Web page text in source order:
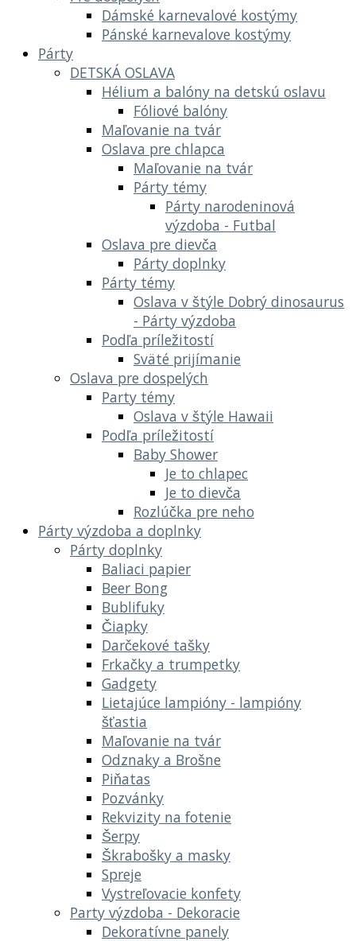
Dámské karnevalové kostýmy
Pánské karnevalove kostýmy
Párty
DETSKÁ OSLAVA
Hélium a balóny na detskú oslavu
Fóliové balóny
Maľovanie na tvár
Oslava pre chlapca
Maľovanie na tvár
Párty témy
Párty narodeninová
výzdoba - Futbal
Oslava pre dievča
Párty doplnky
Párty témy
Oslava v štýle Dobrý dinosaurus
- Párty výzdoba
Podľa príležitostí
Sväté prijímanie
Oslava pre dospelých
Party témy
Oslava v štýle Hawaii
Podľa príležitostí
Baby Shower
Je to chlapec
Je to dievča
Rozlúčka pre neho
Párty výzdoba a doplnky
Párty doplnky
Baliaci papier
Beer Bong
Bublifuky
Čiapky
Darčekové tašky
Frkačky a trumpetky
Gadgety
Lietajúce lampióny - lampióny
šťastia
Maľovanie na tvár
Odznaky a Brošne
Piňatas
Pozvánky
Rekvizity na fotenie
Šerpy
Škrabošky a masky
Spreje
Vystreľovacie konfety
Party výzdoba - Dekoracie
Dekoratívne panely